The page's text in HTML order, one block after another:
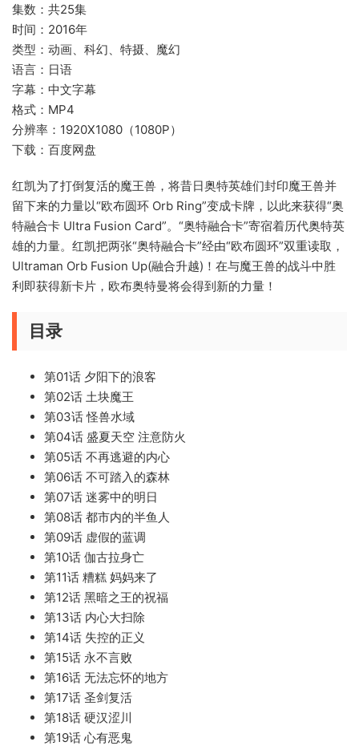
集数：共25集
时间：2016年
类型：动画、科幻、特摄、魔幻
语言：日语
字幕：中文字幕
格式：MP4
分辨率：1920X1080（1080P）
下载：百度网盘
红凯为了打倒复活的魔王兽，将昔日奥特英雄们封印魔王兽并
留下来的力量以“欧布圆环 Orb Ring”变成卡牌，以此来获得“奥
特融合卡 Ultra Fusion Card”。“奥特融合卡”寄宿着历代奥特英
雄的力量。红凯把两张“奥特融合卡”经由“欧布圆环”双重读取，
Ultraman Orb Fusion Up(融合升越)！在与魔王兽的战斗中胜
利即获得新卡片，欧布奥特曼将会得到新的力量！
目录
第01话 夕阳下的浪客
第02话 土块魔王
第03话 怪兽水域
第04话 盛夏天空 注意防火
第05话 不再逃避的内心
第06话 不可踏入的森林
第07话 迷雾中的明日
第08话 都市内的半鱼人
第09话 虚假的蓝调
第10话 伽古拉身亡
第11话 糟糕 妈妈来了
第12话 黑暗之王的祝福
第13话 内心大扫除
第14话 失控的正义
第15话 永不言败
第16话 无法忘怀的地方
第17话 圣剑复活
第18话 硬汉涩川
第19话 心有恶鬼